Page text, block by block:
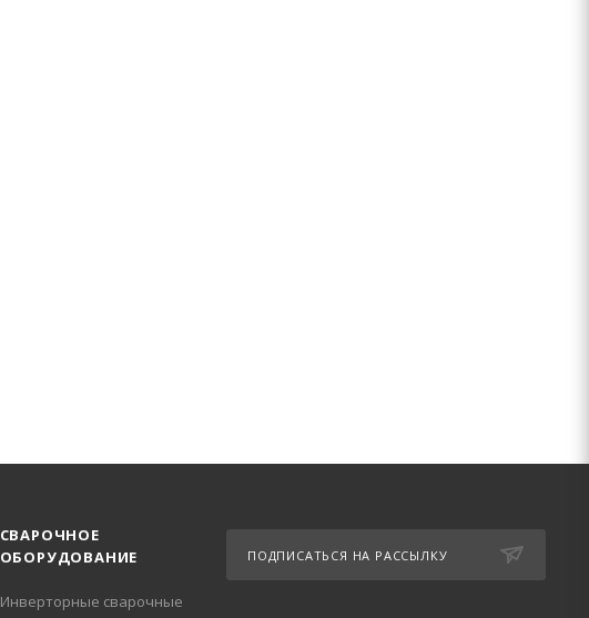
СВАРОЧНОЕ
ОБОРУДОВАНИЕ
Инверторные сварочные
ПОДПИСАТЬСЯ НА РАССЫЛКУ